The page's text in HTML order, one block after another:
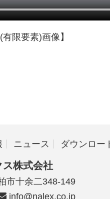
限要素)画像】
ニュース ダウンロー
ス株式会社
市十余二348-149
info@nalex.co.jp